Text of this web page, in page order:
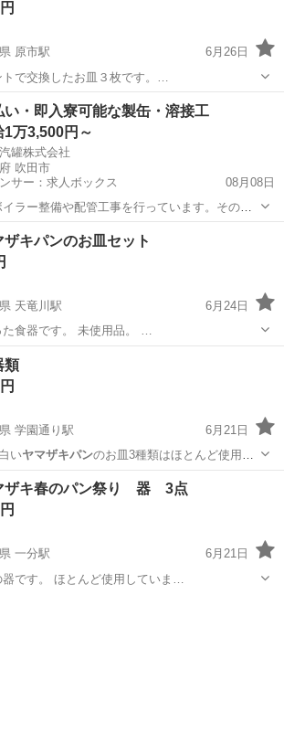
原市駅
6月26日
で交換したお皿３枚です。…
市駅 食器 ヤマザキパン
い・即入寮可能な製缶・溶接工
1万3,500円～
罐株式会社
吹田市
サー：求人ボックス
08月08日
イラー整備や配管工事を行っています。その中
の製缶作業(溶接・切断・架台等の製作)業務に
ただきます。 工場は大阪府吹田市芳野町。御
歩圏内にあります...
ザキパンのお皿セット
天竜川駅
6月24日
た食器です。 未使用品。 …
竜川駅
類
学園通り駅
6月21日
した☆ 食器類です。 白いヤマザキパンのお皿3種類はほとんど使用し
学園通り駅 食器 ヤマザキパン
ザキ春のパン祭り 器 3点
一分駅
6月21日
器です。 ほとんど使用していま…